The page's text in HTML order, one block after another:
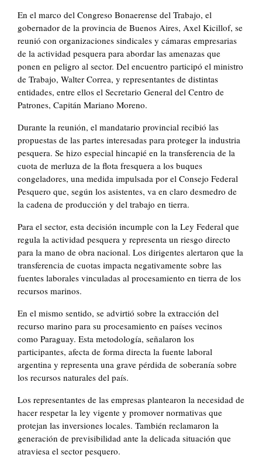
En el marco del Congreso Bonaerense del Trabajo, el
gobernador de la provincia de Buenos Aires, Axel Kicillof, se
reunió con organizaciones sindicales y cámaras empresarias
de la actividad pesquera para abordar las amenazas que
ponen en peligro al sector. Del encuentro participó el ministro
de Trabajo, Walter Correa, y representantes de distintas
entidades, entre ellos el Secretario General del Centro de
Patrones, Capitán Mariano Moreno.
Durante la reunión, el mandatario provincial recibió las
propuestas de las partes interesadas para proteger la industria
pesquera. Se hizo especial hincapié en la transferencia de la
cuota de merluza de la flota fresquera a los buques
congeladores, una medida impulsada por el Consejo Federal
Pesquero que, según los asistentes, va en claro desmedro de
la cadena de producción y del trabajo en tierra.
Para el sector, esta decisión incumple con la Ley Federal que
regula la actividad pesquera y representa un riesgo directo
para la mano de obra nacional. Los dirigentes alertaron que la
transferencia de cuotas impacta negativamente sobre las
fuentes laborales vinculadas al procesamiento en tierra de los
recursos marinos.
En el mismo sentido, se advirtió sobre la extracción del
recurso marino para su procesamiento en países vecinos
como Paraguay. Esta metodología, señalaron los
participantes, afecta de forma directa la fuente laboral
argentina y representa una grave pérdida de soberanía sobre
los recursos naturales del país.
Los representantes de las empresas plantearon la necesidad de
hacer respetar la ley vigente y promover normativas que
protejan las inversiones locales. También reclamaron la
generación de previsibilidad ante la delicada situación que
atraviesa el sector pesquero.